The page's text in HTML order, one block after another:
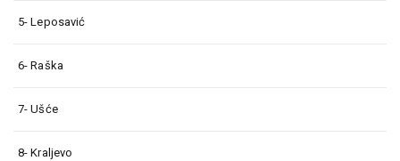
5- Leposavić
6- Raška
7- Ušće
8- Kraljevo